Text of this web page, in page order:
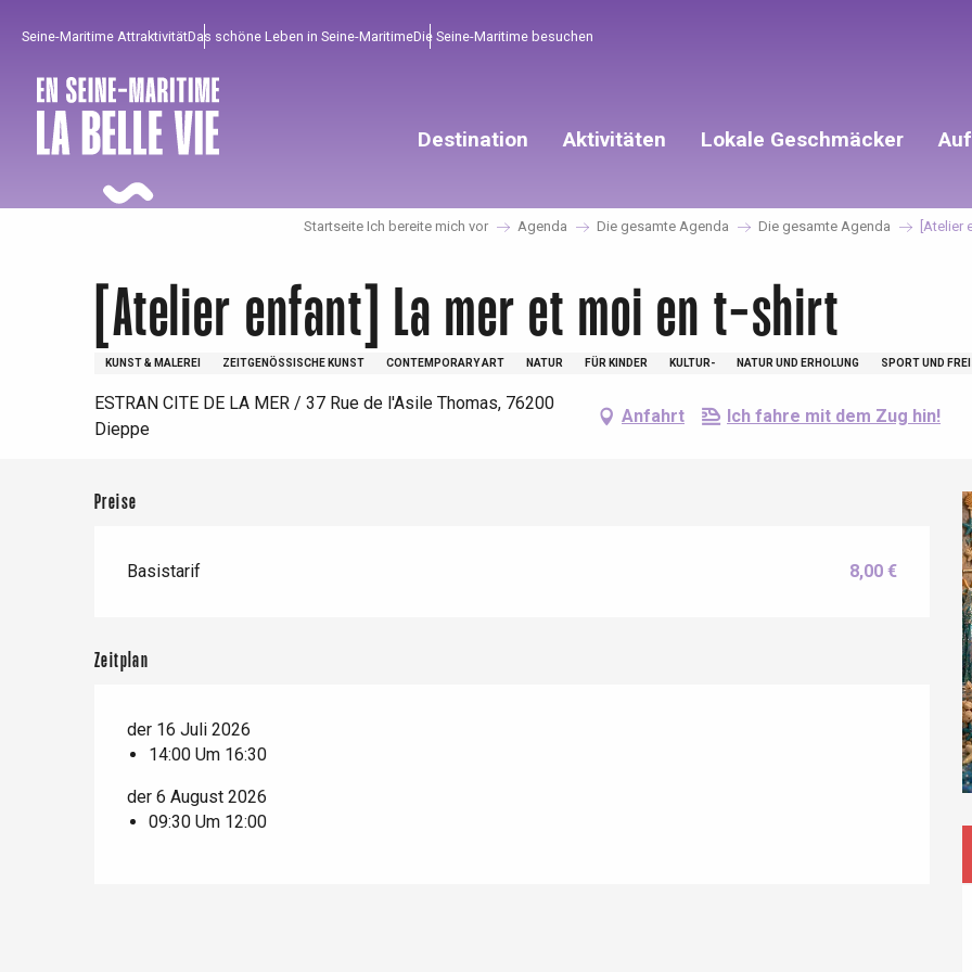
principal
Seine-Maritime AttraktivitätDas schöne Leben in Seine-MaritimeDie Seine-Maritime besuchen
Destination Aktivitäten
Um zu profitieren
Mit den Kindern
Lokale Geschmäcker
Unumgänglich
Gut aus der Heimat !
Startseite Ich bereite mich vor Agenda Die gesamte Agenda Die gesamte Agenda [Atelier
[Atelier enfant] La mer et moi en t-shirt
KUNST & MALEREI ZEITGENÖSSISCHE KUNST CONTEMPORARY ART NATUR FÜR KINDER KULTUR- NATUR UND ERHOLUNG SPORT UND
ESTRAN CITE DE LA MER / 37 Rue de l'Asile Thomas, 76200
Dieppe
Anfahrt Ich fahre mit dem Zug hin!
Preise
Basistarif 8,00 €
Zeitplan
der 16 Juli 2026
14:00 Um 16:30
der 6 August 2026
09:30 Um 12:00